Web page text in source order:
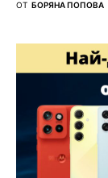
ОТ БОРЯНА ПОПОВА